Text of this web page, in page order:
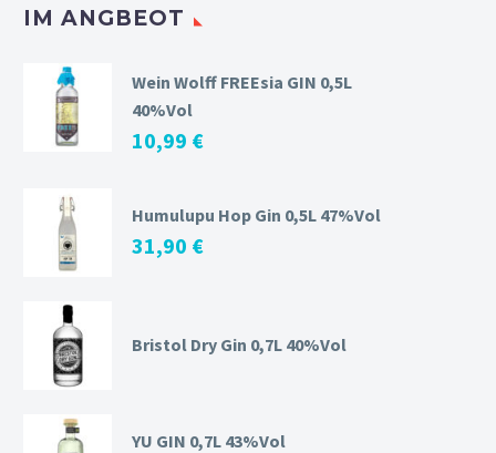
IM ANGBEOT
Wein Wolff FREEsia GIN 0,5L
40%Vol
10,99 €
Humulupu Hop Gin 0,5L 47%Vol
31,90 €
Bristol Dry Gin 0,7L 40%Vol
YU GIN 0,7L 43%Vol